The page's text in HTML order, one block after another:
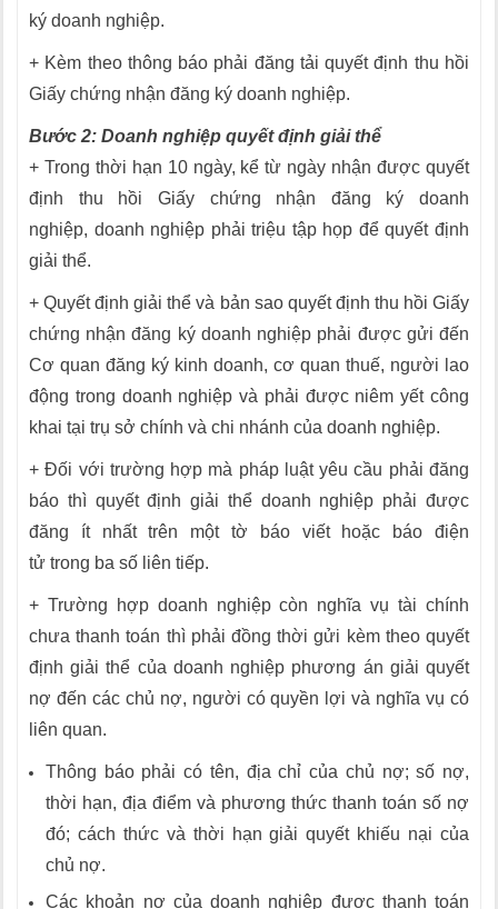
ký doanh nghiệp.
+ Kèm theo thông báo phải đăng tải quyết định thu hồi
Giấy chứng nhận đăng ký doanh nghiệp.
Bước 2: Doanh nghiệp quyết định giải thể
+ Trong thời hạn 10 ngày, kể từ ngày nhận được quyết
định thu hồi Giấy chứng nhận đăng ký doanh
nghiệp, doanh nghiệp phải triệu tập họp để quyết định
giải thể.
+ Quyết định giải thể và bản sao quyết định thu hồi Giấy
chứng nhận đăng ký doanh nghiệp phải được gửi đến
Cơ quan đăng ký kinh doanh, cơ quan thuế, người lao
động trong doanh nghiệp và phải được niêm yết công
khai tại trụ sở chính và chi nhánh của doanh nghiệp.
+ Đối với trường hợp mà pháp luật yêu cầu phải đăng
báo thì quyết định giải thể doanh nghiệp phải được
đăng ít nhất trên một tờ báo viết hoặc báo điện
tử trong ba số liên tiếp.
+ Trường hợp doanh nghiệp còn nghĩa vụ tài chính
chưa thanh toán thì phải đồng thời gửi kèm theo quyết
định giải thể của doanh nghiệp phương án giải quyết
nợ đến các chủ nợ, người có quyền lợi và nghĩa vụ có
liên quan.
Thông báo phải có tên, địa chỉ của chủ nợ; số nợ,
thời hạn, địa điểm và phương thức thanh toán số nợ
đó; cách thức và thời hạn giải quyết khiếu nại của
chủ nợ.
Các khoản nợ của doanh nghiệp được thanh toán